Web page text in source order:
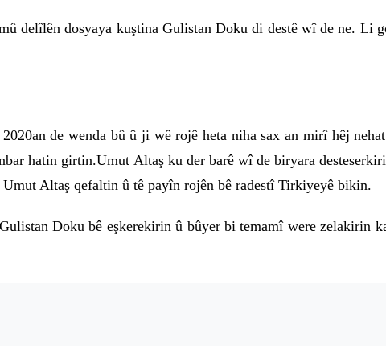
delîlên dosyaya kuştina Gulistan Doku di destê wî de ne. Li
de wenda bû û ji wê rojê heta niha sax an mirî hêj
hatin girtin.Umut Altaş ku der barê wî de biryara
Altaş qefaltin û tê payîn rojên bê radestî Tirkiyeyê bikin.
Doku bê eşkerekirin û bûyer bi temamî were zelakirin